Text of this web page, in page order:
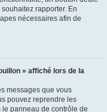
rapporter. En
nécessaires afin de
» affiché lors de la
messages que vous
pouvez reprendre les
panneau de contrôle de